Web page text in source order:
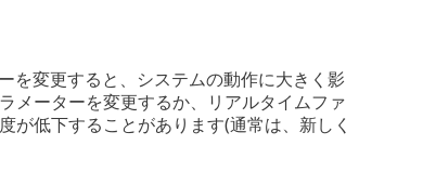
を変更すると、システムの動作に大きく影
メーターを変更するか、リアルタイムファ
が低下することがあります(通常は、新しく